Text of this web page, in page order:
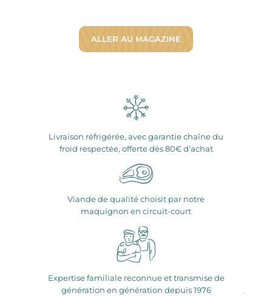
ALLER AU MAGAZINE
Livraison réfrigérée, avec garantie chaîne du
froid respectée, offerte dès 80€ d’achat
Viande de qualité choisit par notre
maquignon en circuit-court
Expertise familiale reconnue et transmise de
génération en génération depuis 1976